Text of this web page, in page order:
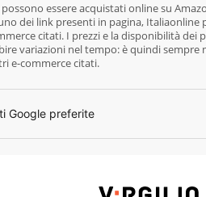
essere acquistati online su
dei link presenti in pagina, Italiaonline
citati. I prezzi e la disponibilità dei
variazioni nel tempo: è quindi sempre
e-commerce citati.
Google preferite